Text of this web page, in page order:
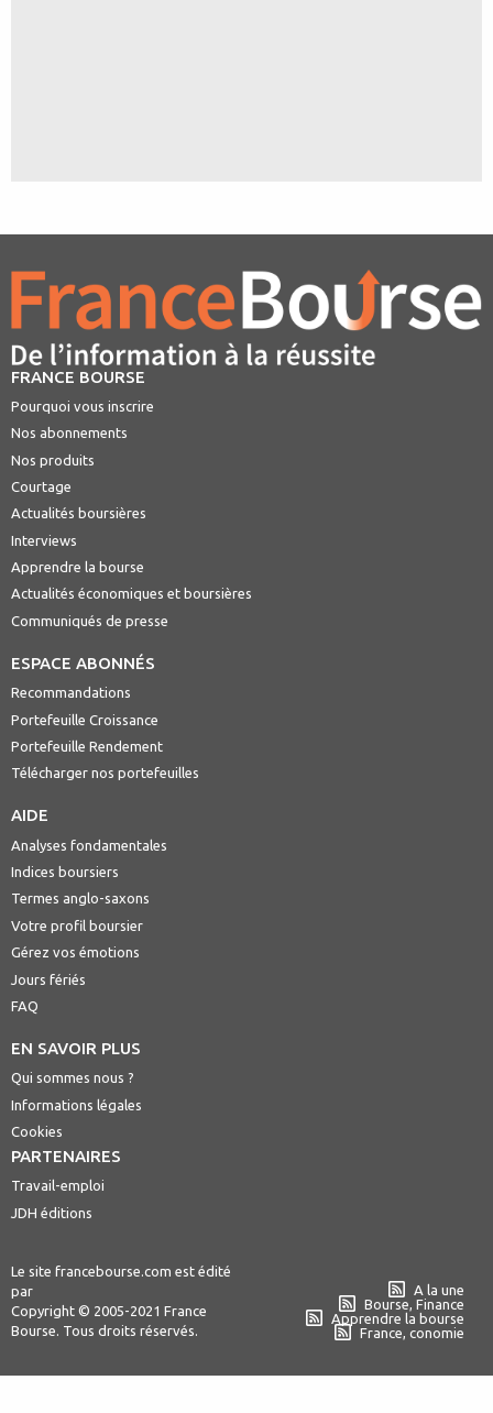
FRANCE BOURSE
Pourquoi vous inscrire
Nos abonnements
Nos produits
Courtage
Actualités boursières
Interviews
Apprendre la bourse
Actualités économiques et boursières
Communiqués de presse
ESPACE ABONNÉS
Recommandations
Portefeuille Croissance
Portefeuille Rendement
Télécharger nos portefeuilles
AIDE
Analyses fondamentales
Indices boursiers
Termes anglo-saxons
Votre profil boursier
Gérez vos émotions
Jours fériés
FAQ
EN SAVOIR PLUS
Qui sommes nous ?
Informations légales
Cookies
PARTENAIRES
Travail-emploi
JDH éditions
Le site francebourse.com est édité
par
Copyright © 2005-2021 France
Bourse. Tous droits réservés.
A la une
Bourse, Finance
Apprendre la bourse
France, conomie